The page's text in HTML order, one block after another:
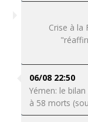
Crise à la
06/08 22:50
Yémen: le
à 58 morts